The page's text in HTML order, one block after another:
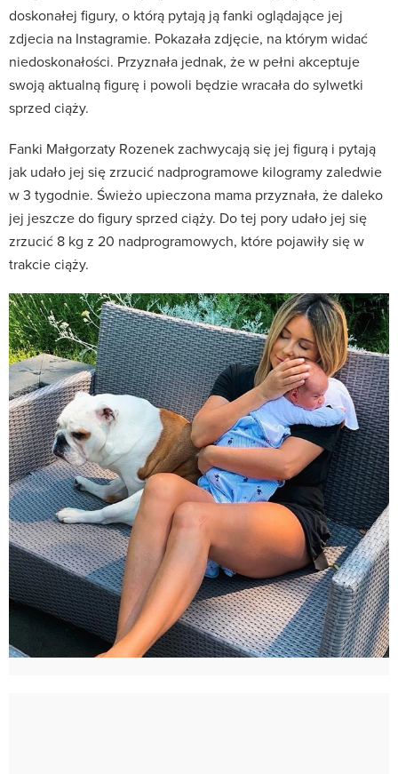
doskonałej figury, o którą pytają ją fanki oglądające jej
zdjecia na Instagramie. Pokazała zdjęcie, na którym widać
niedoskonałości. Przyznała jednak, że w pełni akceptuje
swoją aktualną figurę i powoli będzie wracała do sylwetki
sprzed ciąży.
Fanki Małgorzaty Rozenek zachwycają się jej figurą i pytają
jak udało jej się zrzucić nadprogramowe kilogramy zaledwie
w 3 tygodnie. Świeżo upieczona mama przyznała, że daleko
jej jeszcze do figury sprzed ciąży. Do tej pory udało jej się
zrzucić 8 kg z 20 nadprogramowych, które pojawiły się w
trakcie ciąży.